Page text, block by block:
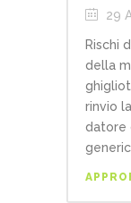
29
Rischi
della
rinvio
datore